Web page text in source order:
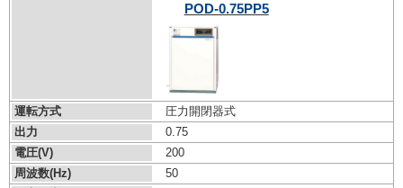
POD-0.75PP5
運転方式
圧力開閉器式
出力
0.75
電圧(V)
200
周波数(Hz)
50